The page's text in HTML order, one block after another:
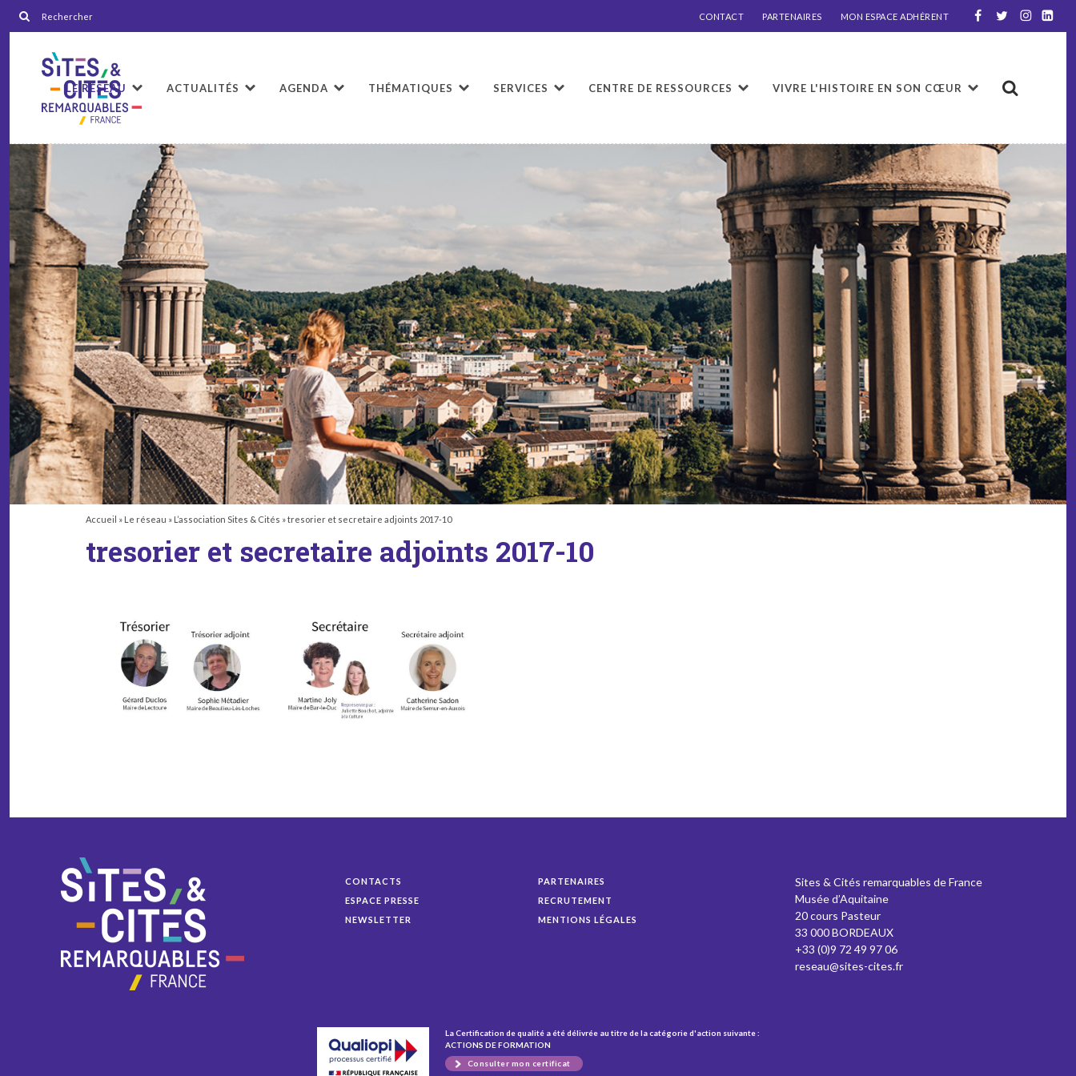
CONTACT PARTENAIRES MON ESPACE ADHÉRENT
LE RÉSEAU ACTUALITÉS AGENDA THÉMATIQUES SERVICES CENTRE DE RESSOURCES VIVRE L'HISTOIRE EN SON CŒUR
Accueil » Le réseau » L’association Sites & Cités »tresorier et secretaire adjoints 2017-10
tresorier et secretaire adjoints 2017-10
CONTACTS
ESPACE PRESSE
NEWSLETTER
PARTENAIRES
RECRUTEMENT
MENTIONS LÉGALES
Sites & Cités remarquables de France
Musée d’Aquitaine
20 cours Pasteur
33 000 BORDEAUX
+33 (0)9 72 49 97 06
reseau@sites-cites.fr
La Certification de qualité a été délivrée au titre de la catégorie d'action suivante :
ACTIONS DE FORMATION
Consulter mon certificat